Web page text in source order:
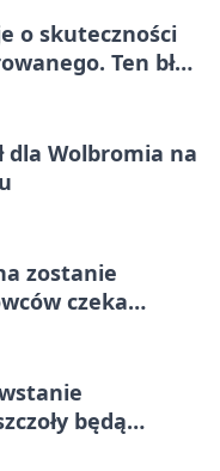
o skuteczności
Ten błąd
dla Wolbromia na
zostanie
czeka
będą